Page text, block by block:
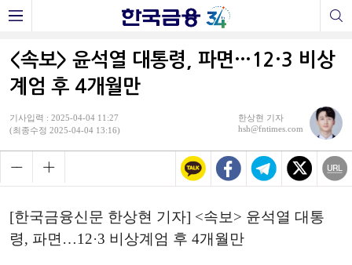
<속보> 윤석열 대통령, 파면…12·3 비상
계엄 후 4개월만
기사입력 : 2025-04-04 11:27
(최종수정 2025-04-04 13:16)
한상현 기자
hsh@fntimes.com
[한국금융신문 한상현 기자] <속보> 윤석열 대통
령, 파면…12·3 비상계엄 후 4개월만